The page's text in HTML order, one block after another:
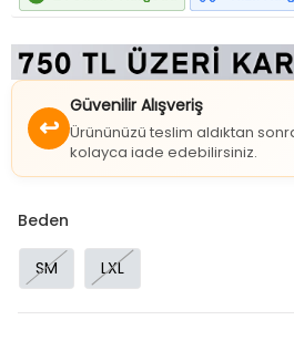
Güvenilir Alışveriş
Ürününüzü teslim aldıktan sonra
kolayca iade edebilirsiniz.
SM